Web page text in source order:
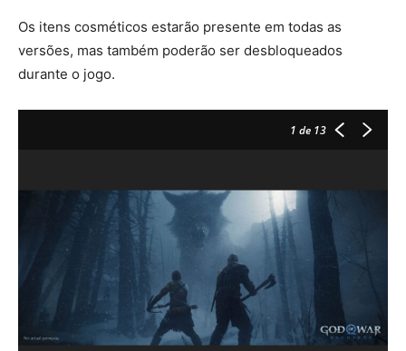
Os itens cosméticos estarão presente em todas as
versões, mas também poderão ser desbloqueados
durante o jogo.
1 de 13